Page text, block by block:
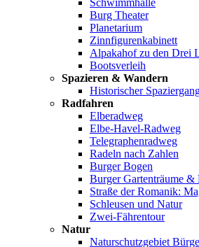
Schwimmhalle
Burg Theater
Planetarium
Zinnfigurenkabinett
Alpakahof zu den Drei
Bootsverleih
Spazieren & Wandern
Historischer
Radfahren
Elberadweg
Elbe-Havel-Radweg
Telegraphenradweg
Radeln nach Zahlen
Burger Bogen
Burger Gartenträume &
Straße der Romanik:
Schleusen und Natur
Zwei-Fährentour
Natur
Naturschutzgebiet